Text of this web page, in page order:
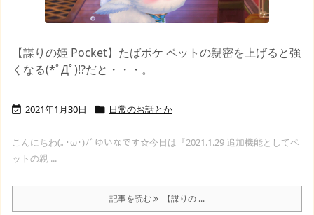
【謀りの姫 Pocket】たばポケ ペットの親密を上げると強
くなる(*ﾟДﾟ)!?だと・・・。
 2021年1月30日  日常のお話とか
こんにちわ(｡･ω･)ﾉﾞゆいなです☆今日は『2021.1.29 追加機能としてペ
ットの親 ...
記事を読む 【謀りの ...